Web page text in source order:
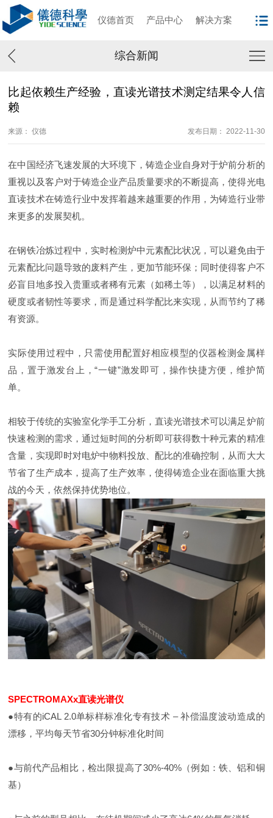
仪德首页 产品中心 解决方案
综合新闻
比起依赖生产经验，直读光谱技术测定结果令人信
赖
来源： 仪德 发布日期： 2022-11-30
在中国经济飞速发展的大环境下，铸造企业自身对于炉前分析的
重视以及客户对于铸造企业产品质量要求的不断提高，使得光电
直读技术在铸造行业中发挥着越来越重要的作用，为铸造行业带
来更多的发展契机。
在钢铁冶炼过程中，实时检测炉中元素配比状况，可以避免由于
元素配比问题导致的废料产生，更加节能环保；同时使得客户不
必盲目地多投入贵重或者稀有元素（如稀土等），以满足材料的
硬度或者韧性等要求，而是通过科学配比来实现，从而节约了稀
有资源。
实际使用过程中，只需使用配置好相应模型的仪器检测金属样
品，置于激发台上，“一键”激发即可，操作快捷方便，维护简
单。
相较于传统的实验室化学手工分析，直读光谱技术可以满足炉前
快速检测的需求，通过短时间的分析即可获得数十种元素的精准
含量，实现即时对电炉中物料投放、配比的准确控制，从而大大
节省了生产成本，提高了生产效率，使得铸造企业在面临重大挑
战的今天，依然保持优势地位。
SPECTROMAXx直读光谱仪
●特有的iCAL 2.0单标样标准化专有技术 – 补偿温度波动造成的
漂移，平均每天节省30分钟标准化时间
●与前代产品相比，检出限提高了30%-40%（例如：铁、铝和铜
基）